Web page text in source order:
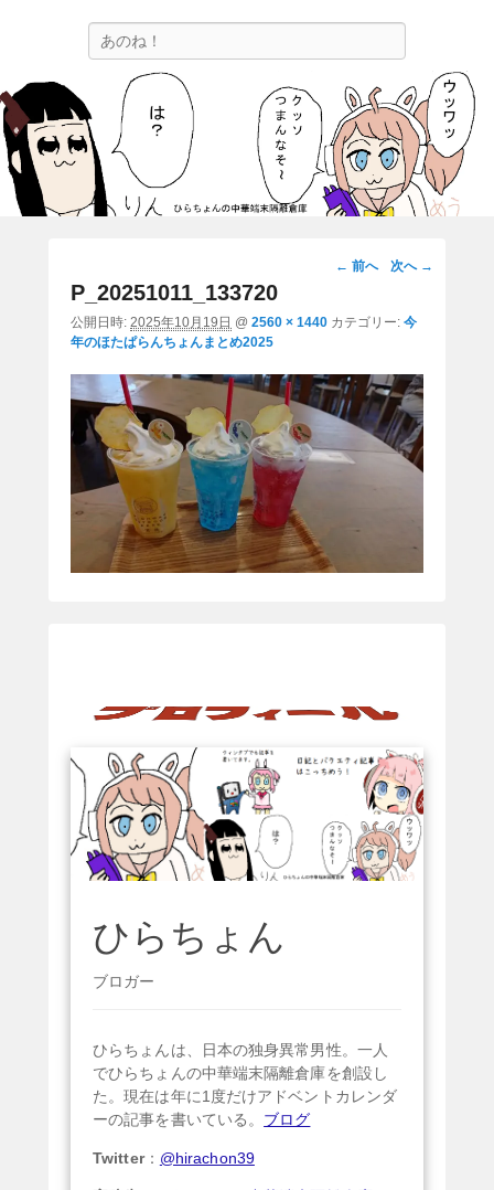
ひらちょんの中華端末隔離倉庫
ほたがページ上部にある検索バーを消してくれたサイトです。
画
ー
シ
ン
← 前へ 次へ →
P_20251011_133720
公開日時: 2025年10月19日 @ 2560 × 1440 カテゴリー: 今
年のほたぱらんちょんまとめ2025
ひらちょん
ブロガー
ひらちょんは、日本の独身異常男性。一人
でひらちょんの中華端末隔離倉庫を創設し
た。現在は年に1度だけアドベントカレンダ
ーの記事を書いている。 ブログ
Twitter： @hirachon39